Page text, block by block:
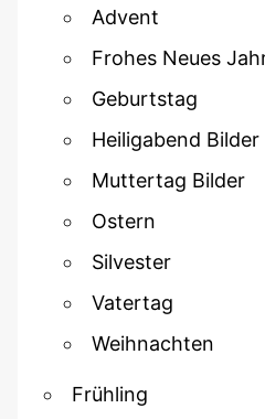
Advent
Frohes Neues
Geburtstag
Heiligabend Bilder
Muttertag Bilder
Ostern
Silvester
Vatertag
Weihnachten
Frühling